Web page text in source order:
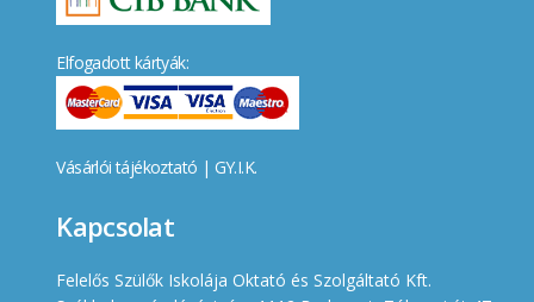
Elfogadott kártyák:
Vásárlói tájékoztató | GY.I.K.
Kapcsolat
Felelős Szülők Iskolája Oktató és Szolgáltató Kft.